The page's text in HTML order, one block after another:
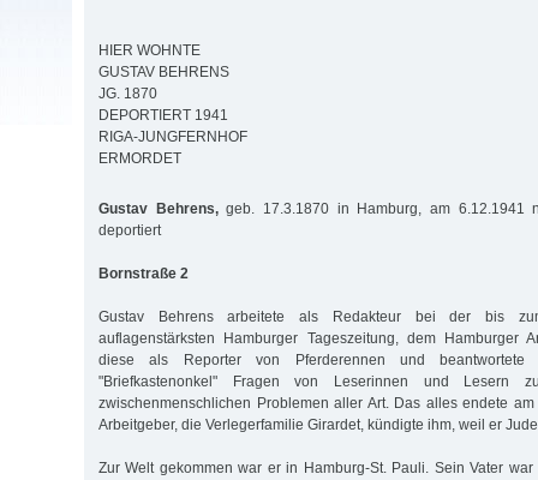
HIER WOHNTE
GUSTAV BEHRENS
JG. 1870
DEPORTIERT 1941
RIGA-JUNGFERNHOF
ERMORDET
Gustav Behrens,geb. 17.3.1870 in Hamburg, am 6.12.1941
deportiert
Bornstraße 2
Gustav Behrens arbeitete als Redakteur bei der bis
auflagenstärksten Hamburger Tageszeitung, dem Hamburger
diese als Reporter von Pferderennen und
"Briefkastenonkel" Fragen von Leserinnen und Lesern
zwischenmenschlichen Problemen aller Art. Das alles endete
Arbeitgeber, die Verlegerfamilie Girardet, kündigte ihm, weil er
Zur Welt gekommen war er in Hamburg-St. Pauli. Sein Vater